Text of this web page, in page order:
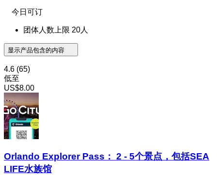
今日可订
团体人数上限 20人
显示产品包含的内容
4.6 (65)
低至
US$8.00
Orlando Explorer Pass： 2 - 5个景点，包括SEA
LIFE水族馆